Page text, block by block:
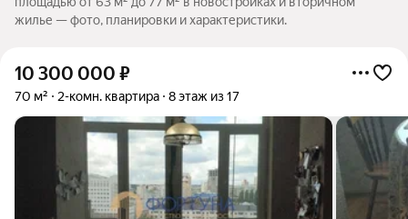
жилье — фото, планировки и характеристики.
10 300 000 ₽
70 м² 2-комн. квартира 8 этаж из 17